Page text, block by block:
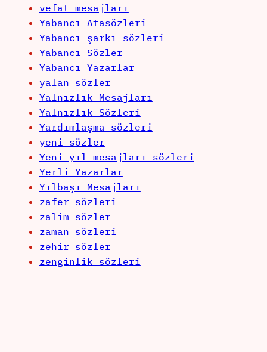
vefat mesajları
Yabancı Atasözleri
Yabancı şarkı sözleri
Yabancı Sözler
Yabancı Yazarlar
yalan sözler
Yalnızlık Mesajları
Yalnızlık Sözleri
Yardımlaşma sözleri
yeni sözler
Yeni yıl mesajları sözleri
Yerli Yazarlar
Yılbaşı Mesajları
zafer sözleri
zalim sözler
zaman sözleri
zehir sözler
zenginlik sözleri